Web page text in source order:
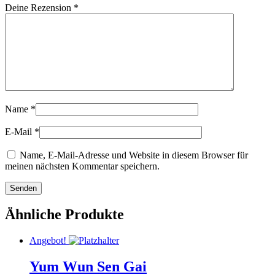
Deine Rezension *
Name *
E-Mail *
Name, E-Mail-Adresse und Website in diesem Browser für
meinen nächsten Kommentar speichern.
Ähnliche Produkte
Angebot!
Yum Wun Sen Gai